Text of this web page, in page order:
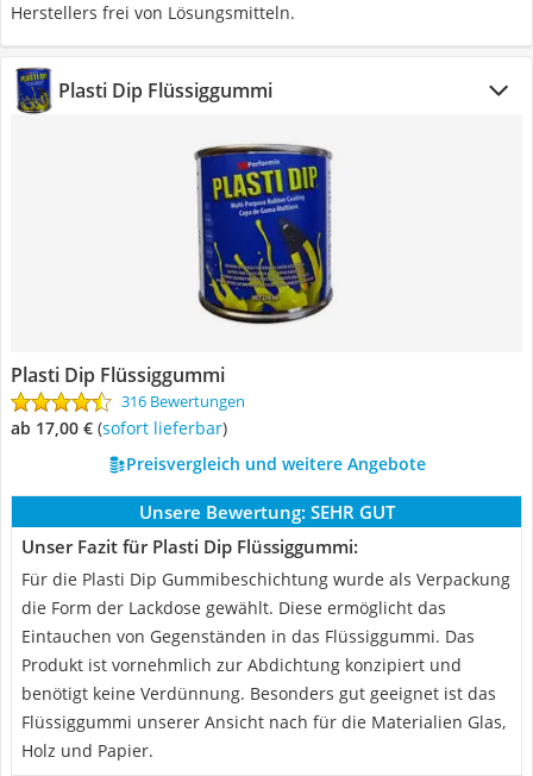
Herstellers frei von Lösungsmitteln.
Plasti Dip Flüssiggummi
Plasti Dip Flüssiggummi
316 Bewertungen
ab 17,00 € ( Sofort lieferbar)
Preisvergleich und weitere Angebote
Unsere Bewertung: SEHR GUT
Unser Fazit für Plasti Dip Flüssiggummi:
Für die Plasti Dip Gummibeschichtung wurde als Verpackung
die Form der Lackdose gewählt. Diese ermöglicht das
Eintauchen von Gegenständen in das Flüssiggummi. Das
Produkt ist vornehmlich zur Abdichtung konzipiert und
benötigt keine Verdünnung. Besonders gut geeignet ist das
Flüssiggummi unserer Ansicht nach für die Materialien Glas,
Holz und Papier.